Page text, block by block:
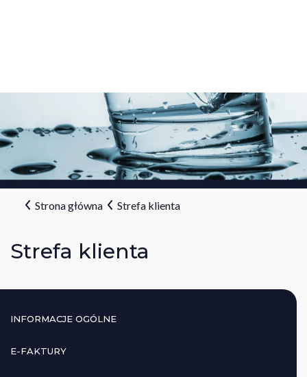
Strona główna Strefa klienta
Strefa klienta
INFORMACJE OGÓLNE
E-FAKTURY